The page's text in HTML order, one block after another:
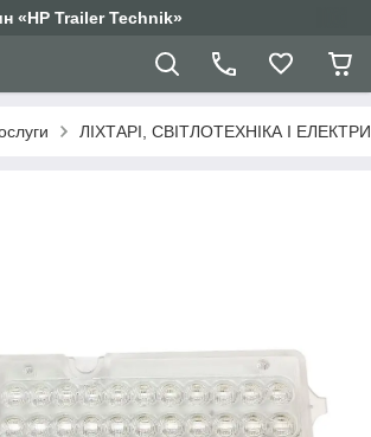
«HP Trailer Technik»
ЛІХТАРІ, СВІТЛОТЕХНІКА І